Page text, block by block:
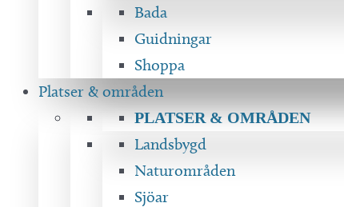
Bada
Guidningar
Shoppa
Platser & områden
PLATSER & OMRÅDEN
Landsbygd
Naturområden
Sjöar